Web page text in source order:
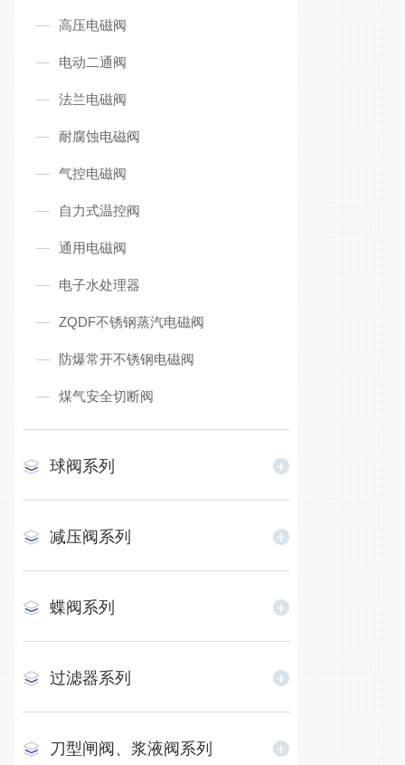
高压电磁阀
电动二通阀
法兰电磁阀
耐腐蚀电磁阀
气控电磁阀
自力式温控阀
通用电磁阀
电子水处理器
ZQDF不锈钢蒸汽电磁阀
防爆常开不锈钢电磁阀
煤气安全切断阀
球阀系列
减压阀系列
蝶阀系列
过滤器系列
刀型闸阀、浆液阀系列